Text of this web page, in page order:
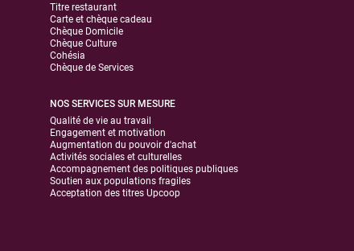
Titre restaurant
Carte et chèque cadeau
Chèque Domicile
Chèque Culture
Cohésia
Chèque de Services
NOS SERVICES SUR MESURE
Qualité de vie au travail
Engagement et motivation
Augmentation du pouvoir d'achat
Activités sociales et culturelles
Accompagnement des politiques publiques
Soutien aux populations fragiles
Acceptation des titres Upcoop